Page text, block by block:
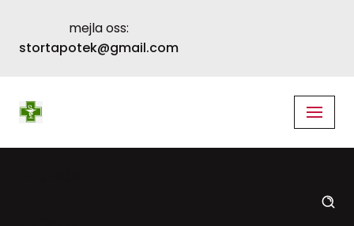
Skip
mejla oss:
stortapotek@gmail.com